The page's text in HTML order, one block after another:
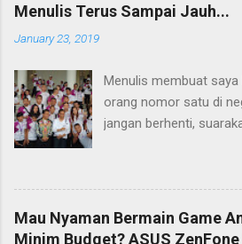
Menulis Terus Sampai Jauh...
January 23, 2019
Menulis membuat
orang nomor satu di
jangan berhenti,
membela dirinya
mengikuti takdirnya.”
mengenal petikan
jauh bertahun-tahun
Mau Nyaman Bermain Game
Minim Budget? ASUS